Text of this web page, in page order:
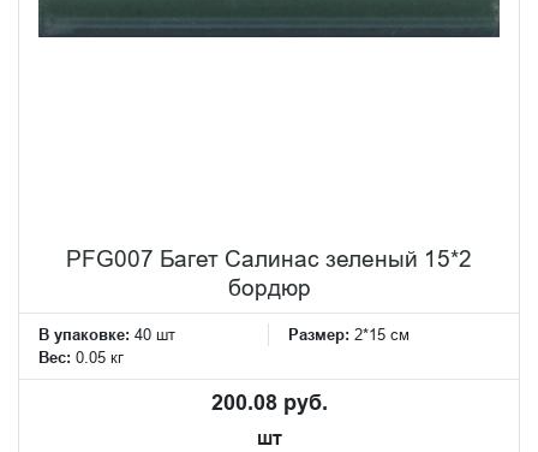
PFG007 Багет Салинас зеленый 15*2
бордюр
В упаковке: 40 шт Размер: 2*15 см
Вес: 0.05 кг
200.08 руб.
шт